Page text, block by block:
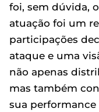
foi, sem dúvida,
atuação foi um
participações
ataque e uma
não apenas
mas também
sua performance